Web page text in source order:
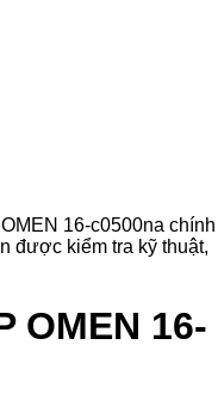
16-c0500na chính
được kiểm tra kỹ thuật,
OMEN 16-